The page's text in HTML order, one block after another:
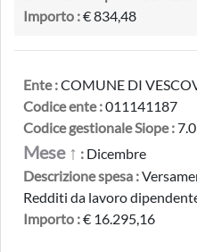
Importo :€ 834,48
Ente :COMUNE DI
Codice ente :011141187
Codice gestionale Siope :
Mese ↑ : Dicembre
Descrizione spesa :
Redditi da lavoro
Importo :€ 16.295,16